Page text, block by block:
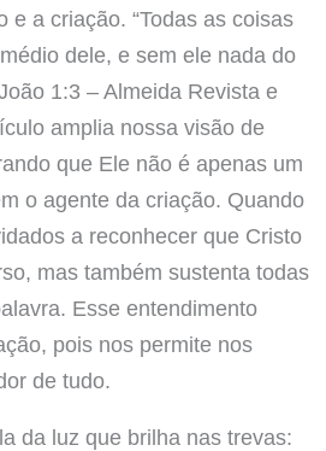
e a criação. “Todas as coisas
dele, e sem ele nada do
1:3 – Almeida Revista e
amplia nossa visão de
que Ele não é apenas um
o agente da criação. Quando
a reconhecer que Cristo
mas também sustenta todas
Esse entendimento
pois nos permite nos
de tudo.
da luz que brilha nas trevas: